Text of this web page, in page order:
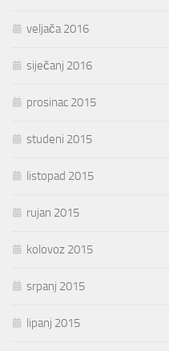
veljača 2016
siječanj 2016
prosinac 2015
studeni 2015
listopad 2015
rujan 2015
kolovoz 2015
srpanj 2015
lipanj 2015